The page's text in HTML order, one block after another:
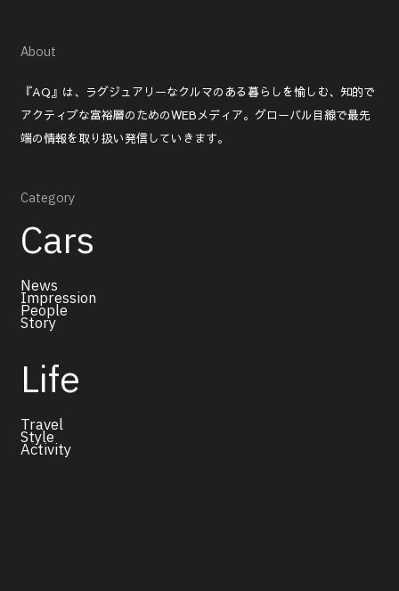
About
『AQ』は、ラグジュアリーなクルマのある暮らしを愉しむ、知的で
アクティブな富裕層のためのWEBメディア。グローバル目線で最先
端の情報を取り扱い発信していきます。
Category
Cars
News
Impression
People
Story
Life
Travel
Style
Activity